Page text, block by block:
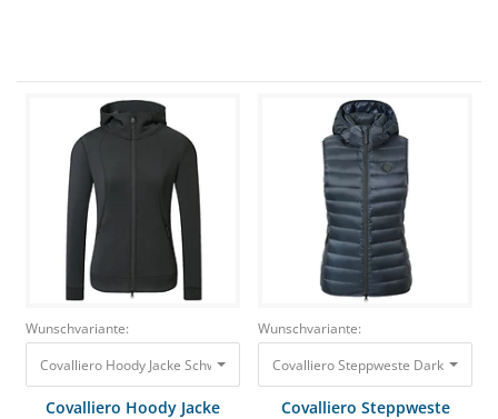
Wunschvariante:
Covalliero Hoody Jacke Schwarz, Gr. XXL70,00 €28,00 €
Covalliero Hoody Jacke
Wunschvariante:
Covalliero Steppweste